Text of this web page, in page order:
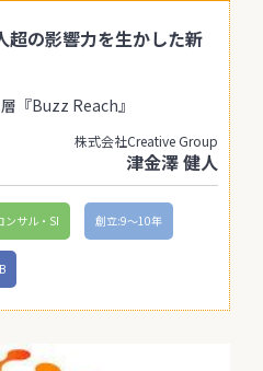
超の影響力を生かした新
『Buzz Reach』
株式会社Creative Group
津金澤 健人
ンサル・SI 創立:9〜10年